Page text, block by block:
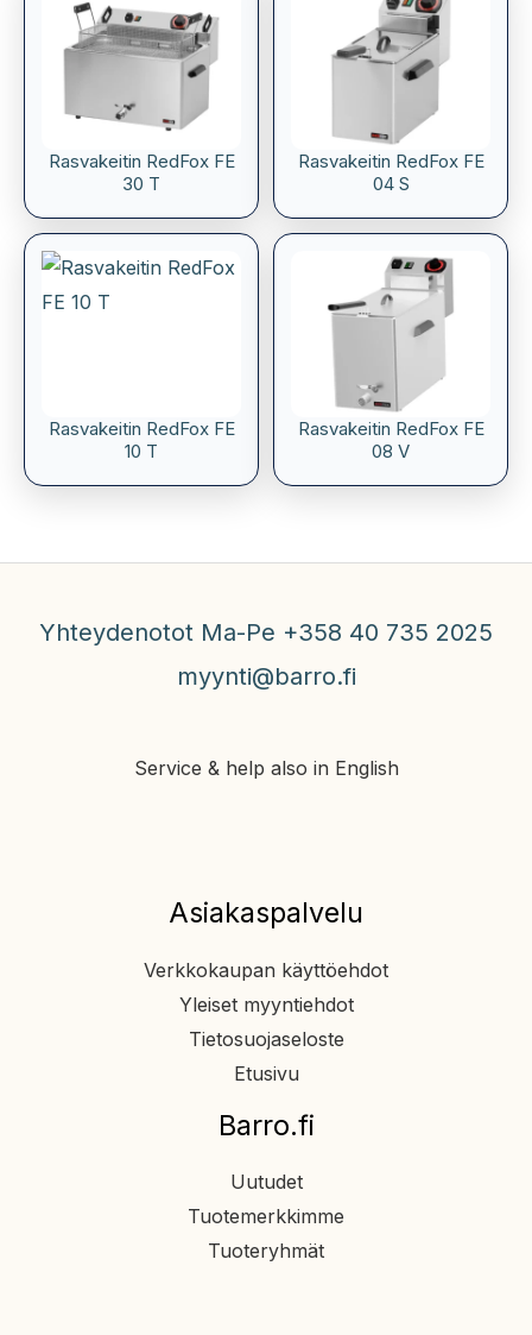
Rasvakeitin RedFox FE
30 T
Rasvakeitin RedFox FE
04 S
Rasvakeitin RedFox FE
10 T
Rasvakeitin RedFox FE
08 V
Yhteydenotot Ma-Pe +358 40 735 2025
myynti@barro.fi
Service & help also in English
Asiakaspalvelu
Verkkokaupan käyttöehdot
Yleiset myyntiehdot
Tietosuojaseloste
Etusivu
Barro.fi
Uutudet
Tuotemerkkimme
Tuoteryhmät